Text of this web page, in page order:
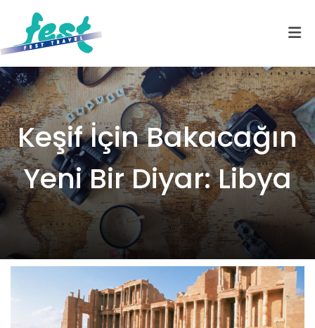
Keşif İçin Bakacağın
Yeni Bir Diyar: Libya